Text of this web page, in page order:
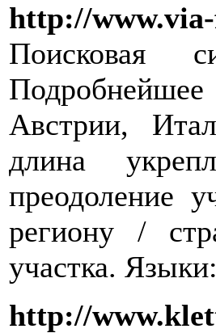
http://
Поисковая
Австрии,
длина
преодоление
региону /
участка.
http://